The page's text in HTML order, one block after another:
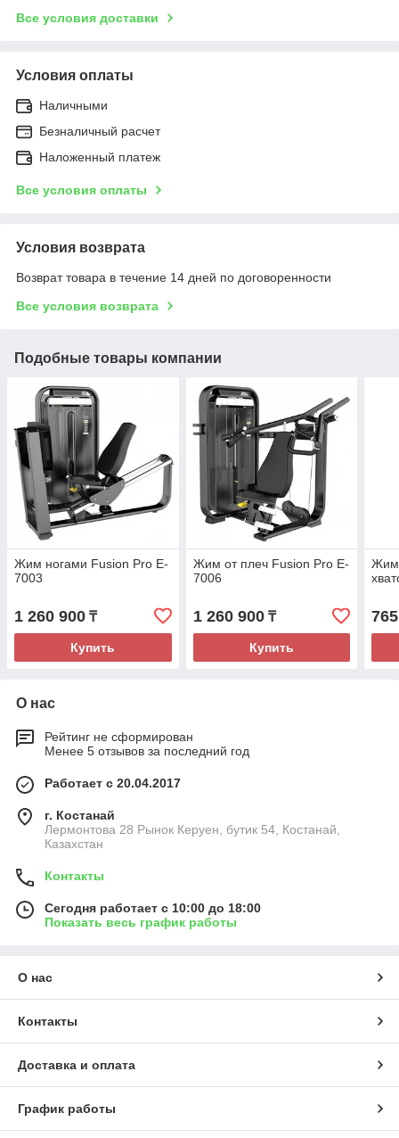
Все условия доставки
Условия оплаты
Наличными
Безналичный расчет
Наложенный платеж
Все условия оплаты
Условия возврата
Возврат товара в течение 14 дней по договоренности
Все условия возврата
Подобные товары компании
Жим ногами Fusion Pro E-
7003
1 260 900 ₸
Купить
Жим от плеч Fusion Pro E-
7006
1 260 900₸
Купить
Жим
О нас
Рейтинг не сформирован
Менее 5 отзывов за последний год
Работает с 20.04.2017
г. Костанай
Лермонтова 28 Рынок Керуен, бутик 54, Костанай,
Казахстан
Контакты
Сегодня работает с 10:00 до 18:00
Показать весь график работы
О нас
Контакты
Доставка и оплата
График работы